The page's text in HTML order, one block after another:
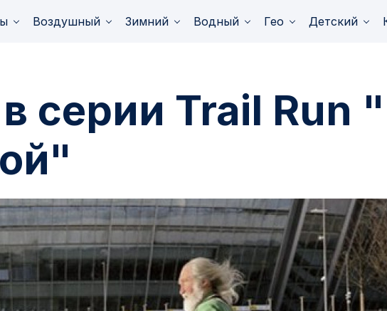
Воздушный Зимний Водный Гео Детский
серии Trail Run